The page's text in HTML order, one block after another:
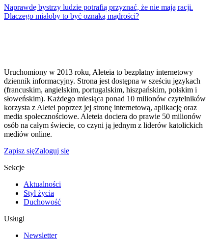
Naprawdę bystrzy ludzie potrafią przyznać, że nie mają racji.
Dlaczego miałoby to być oznaką mądrości?
Uruchomiony w 2013 roku, Aleteia to bezpłatny internetowy
dziennik informacyjny. Strona jest dostępna w sześciu językach
(francuskim, angielskim, portugalskim, hiszpańskim, polskim i
słoweńskim). Każdego miesiąca ponad 10 milionów czytelników
korzysta z Aletei poprzez jej stronę internetową, aplikację oraz
media społecznościowe. Aleteia dociera do prawie 50 milionów
osób na całym świecie, co czyni ją jednym z liderów katolickich
mediów online.
Zapisz sięZaloguj się
Sekcje
Aktualności
Styl życia
Duchowość
Usługi
Newsletter